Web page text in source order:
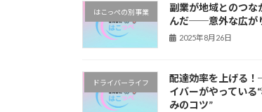
はこっぺの別事業
副業が地域とのつな
んだ──意外な広が
2025年8月26日
ドライバーライフ
配達効率を上げる
イバーがやっている
みのコツ”